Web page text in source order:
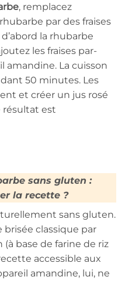
, remplacez
par des fraises
la rhubarbe
les fraises par-
amandine. La cuisson
50 minutes. Les
et créer un jus rosé
résultat est
sans gluten :
la recette ?
sans gluten.
classique par
base de farine de riz
accessible aux
amandine, lui, ne